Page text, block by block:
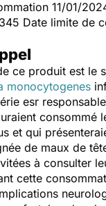
11/01/
Date limite de
ce produit est le
monocytogenes
esr
consommé
et qui
de maux de
à consulter
cette